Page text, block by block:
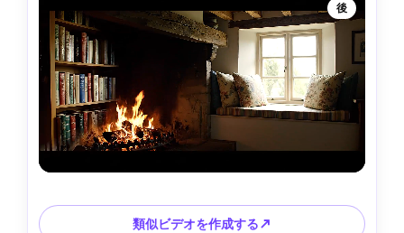
後
類似ビデオを作成する↗